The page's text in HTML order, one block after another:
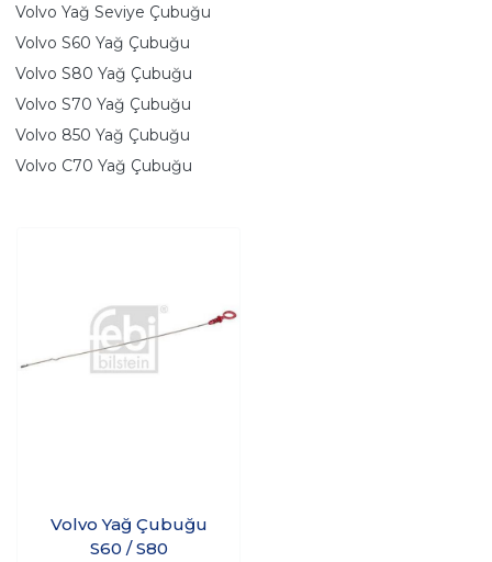
Volvo Yağ Seviye Çubuğu
Volvo S60 Yağ Çubuğu
Volvo S80 Yağ Çubuğu
Volvo S70 Yağ Çubuğu
Volvo 850 Yağ Çubuğu
Volvo C70 Yağ Çubuğu
Volvo Yağ Çubuğu
S60 / S80